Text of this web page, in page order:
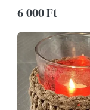
6 000 Ft